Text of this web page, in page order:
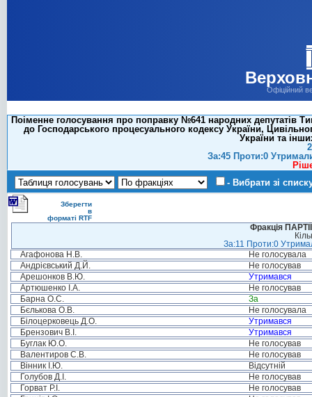
Офіційний
Поіменне голосування про поправку №641 народних депутатів
до Господарського процесуального кодексу України,
України та
За:45 Проти:0
- Вибрати зі
Зберегти
в
форматі RTF
Фракція
За:11 Проти:0
Агафонова Н.В.
Не голосувала
Андрієвський Д.Й.
Не голосував
Арешонков В.Ю.
Утримався
Артюшенко І.А.
Не голосував
Барна О.С.
За
Бєлькова О.В.
Не голосувала
Білоцерковець Д.О.
Утримався
Брензович В.І.
Утримався
Буглак Ю.О.
Не голосував
Валентиров С.В.
Не голосував
Вінник І.Ю.
Відсутній
Голубов Д.І.
Не голосував
Горват Р.І.
Не голосував